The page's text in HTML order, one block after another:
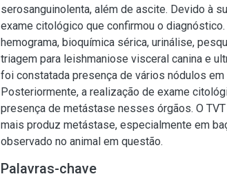
serosanguinolenta, além de ascite. Devido à
exame citológico que confirmou o
hemograma, bioquímica sérica, urinálise,
triagem para leishmaniose visceral canina e
foi constatada presença de vários nódulos
Posteriormente, a realização de exame
presença de metástase nesses órgãos. O
mais produz metástase, especialmente em
observado no animal em questão.
Palavras-chave